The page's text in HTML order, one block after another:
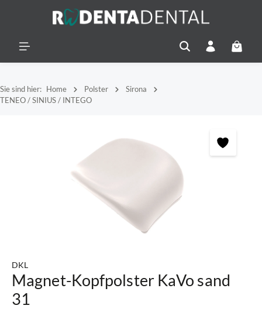
Sie sind hier: Home Polster
Sirona
TENEO / SINIUS / INTEGO
DKL
Magnet-Kopfpolster KaVo sand
31